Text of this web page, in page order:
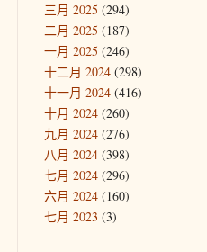
三月 2025 (294)
二月 2025 (187)
一月 2025 (246)
十二月 2024 (298)
十一月 2024 (416)
十月 2024 (260)
九月 2024 (276)
八月 2024 (398)
七月 2024 (296)
六月 2024 (160)
七月 2023 (3)